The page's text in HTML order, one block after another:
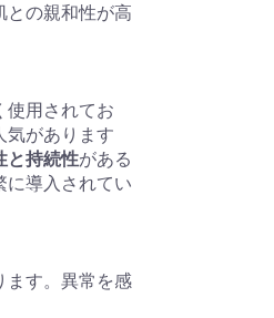
との親和性が高
使用されてお
気があります
と持続性がある
に導入されてい
ます。異常を感